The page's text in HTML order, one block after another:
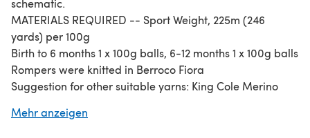
schematic.
MATERIALS REQUIRED -- Sport Weight, 225m (246
yards) per 100g
Birth to 6 months 1 x 100g balls, 6-12 months 1 x 100g balls
Rompers were knitted in Berroco Fiora
Suggestion for other suitable yarns: King Cole Merino
Mehr anzeigen